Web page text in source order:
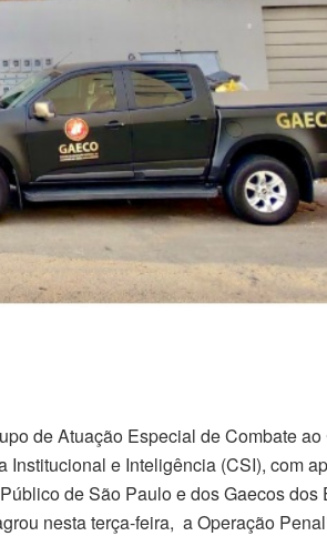
de Atuação Especial de Combate ao
e Inteligência (CSI), com
de São Paulo e dos Gaecos dos
nesta terça-feira, a Operação